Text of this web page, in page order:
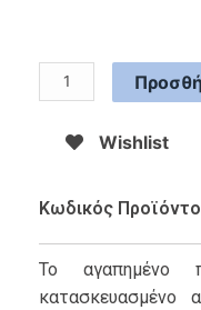
Wishlist
Κωδικός
Το αγαπημένο
κατασκευασμένο